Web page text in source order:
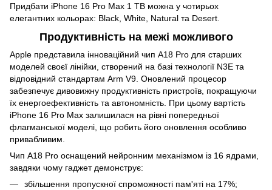
Придбати iPhone 16 Pro Max 1 TB можна у чотирьох
елегантних кольорах: Black, White, Natural та Desert.
Продуктивність на межі можливого
Apple представила інноваційний чип A18 Pro для старших
моделей своєї лінійки, створений на базі технології N3E та
відповідний стандартам Arm V9. Оновлений процесор
забезпечує дивовижну продуктивність пристроїв, покращуючи
їх енергоефективність та автономність. При цьому вартість
iPhone 16 Pro Max залишилася на рівні попередньої
флагманської моделі, що робить його оновлення особливо
привабливим.
Чип A18 Pro оснащений нейронним механізмом із 16 ядрами,
завдяки чому гаджет демонструє:
збільшення пропускної спроможності пам'яті на 17%;